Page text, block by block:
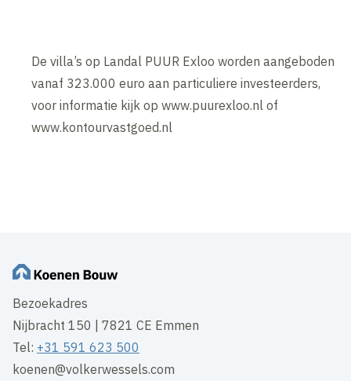
De villa’s op Landal PUUR Exloo worden aangeboden
vanaf 323.000 euro aan particuliere investeerders,
voor informatie kijk op www.puurexloo.nl of
www.kontourvastgoed.nl
Bezoekadres
Nijbracht 150 | 7821 CE Emmen
Tel: +31 591 623 500
koenen@volkerwessels.com